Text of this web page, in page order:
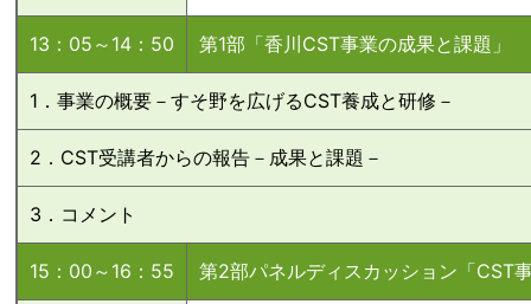
13：05～14：50 第1部「香川CST事業の成果と課題」
1．事業の概要－すそ野を広げるCST養成と研修－
2．CST受講者からの報告－成果と課題－
3．コメント
15：00～16：55 第2部パネルディスカッション「CST